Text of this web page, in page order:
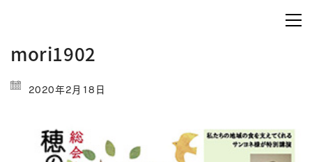
mori1902
2020年2月18日